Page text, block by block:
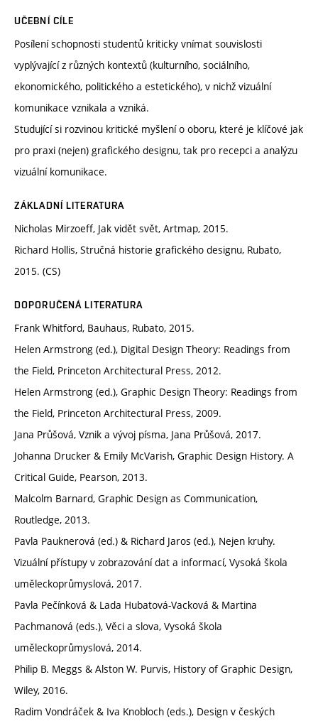
UČEBNÍ CÍLE
Posílení schopnosti studentů kriticky vnímat souvislosti
vyplývající z různých kontextů (kulturního, sociálního,
ekonomického, politického a estetického), v nichž vizuální
komunikace vznikala a vzniká.
Studující si rozvinou kritické myšlení o oboru, které je klíčové jak
pro praxi (nejen) grafického designu, tak pro recepci a analýzu
vizuální komunikace.
ZÁKLADNÍ LITERATURA
Nicholas Mirzoeff, Jak vidět svět, Artmap, 2015.
Richard Hollis, Stručná historie grafického designu, Rubato,
2015. (CS)
DOPORUČENÁ LITERATURA
Frank Whitford, Bauhaus, Rubato, 2015.
Helen Armstrong (ed.), Digital Design Theory: Readings from
the Field, Princeton Architectural Press, 2012.
Helen Armstrong (ed.), Graphic Design Theory: Readings from
the Field, Princeton Architectural Press, 2009.
Jana Průšová, Vznik a vývoj písma, Jana Průšová, 2017.
Johanna Drucker & Emily McVarish, Graphic Design History. A
Critical Guide, Pearson, 2013.
Malcolm Barnard, Graphic Design as Communication,
Routledge, 2013.
Pavla Pauknerová (ed.) & Richard Jaros (ed.), Nejen kruhy.
Vizuální přístupy v zobrazování dat a informací, Vysoká škola
uměleckoprůmyslová, 2017.
Pavla Pečínková & Lada Hubatová-Vacková & Martina
Pachmanová (eds.), Věci a slova, Vysoká škola
uměleckoprůmyslová, 2014.
Philip B. Meggs & Alston W. Purvis, History of Graphic Design,
Wiley, 2016.
Radim Vondráček & Iva Knobloch (eds.), Design v českých